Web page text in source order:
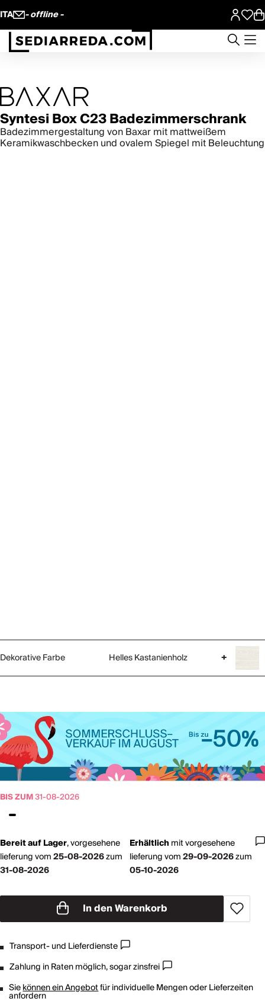
ITA - offline -
Syntesi Box C23 Badezimmerschrank
Badezimmergestaltung von Baxar mit mattweißem
Keramikwaschbecken und ovalem Spiegel mit Beleuchtung
Dekorative Farbe Helles Kastanienholz +
BIS ZUM31-08-2026
Bereit auf Lager,vorgesehene
lieferung vom25-08-2026zum
31-08-2026
Erhältlich mitvorgesehene
lieferung vom29-09-2026zum
05-10-2026
In den Warenkorb
Transport- und Lieferdienste
Zahlung in Raten möglich, sogar zinsfrei
Siekönnen ein Angebotfür individuelle Mengen oder Lieferzeiten
anfordern